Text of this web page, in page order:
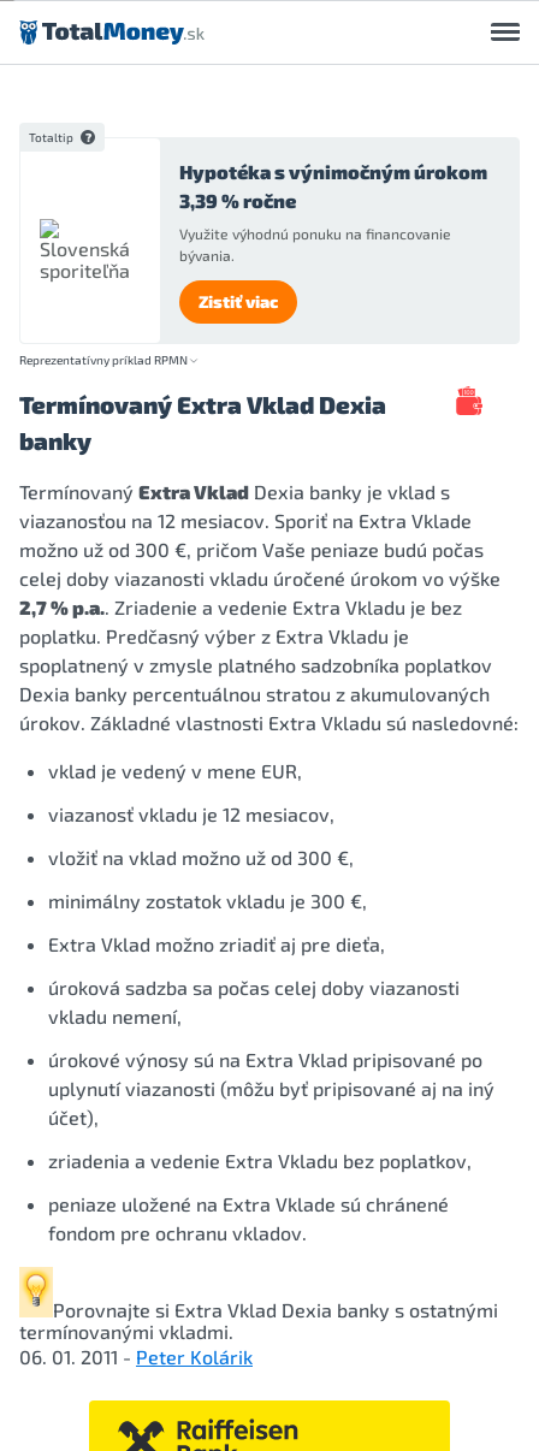
Preskočiť na obsah
Totaltip
Hypotéka s výnimočným úrokom
3,39 % ročne
Využite výhodnú ponuku na financovanie
bývania.
Zistiť viac
Reprezentatívny príklad RPMN
Termínovaný Extra Vklad Dexia
banky
Termínovaný Extra Vklad Dexia banky je vklad s
viazanosťou na 12 mesiacov. Sporiť na Extra Vklade
možno už od 300 €, pričom Vaše peniaze budú počas
celej doby viazanosti vkladu úročené úrokom vo výške
2,7 % p.a.. Zriadenie a vedenie Extra Vkladu je bez
poplatku. Predčasný výber z Extra Vkladu je
spoplatnený v zmysle platného sadzobníka poplatkov
Dexia banky percentuálnou stratou z akumulovaných
úrokov. Základné vlastnosti Extra Vkladu sú nasledovné:
vklad je vedený v mene EUR,
viazanosť vkladu je 12 mesiacov,
vložiť na vklad možno už od 300 €,
minimálny zostatok vkladu je 300 €,
Extra Vklad možno zriadiť aj pre dieťa,
úroková sadzba sa počas celej doby viazanosti
vkladu nemení,
úrokové výnosy sú na Extra Vklad pripisované po
uplynutí viazanosti (môžu byť pripisované aj na iný
účet),
zriadenia a vedenie Extra Vkladu bez poplatkov,
peniaze uložené na Extra Vklade sú chránené
fondom pre ochranu vkladov.
Porovnajte si Extra Vklad Dexia banky s ostatnými
termínovanými vkladmi.
06. 01. 2011 - Peter Kolárik